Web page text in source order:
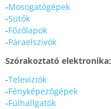
-Mosogatógépek
-Sütők
-Főzőlapok
-Páraelszívók
Szórakoztató elektronika:
-Televíziók
-Fényképezőgépek
-Fülhallgatók